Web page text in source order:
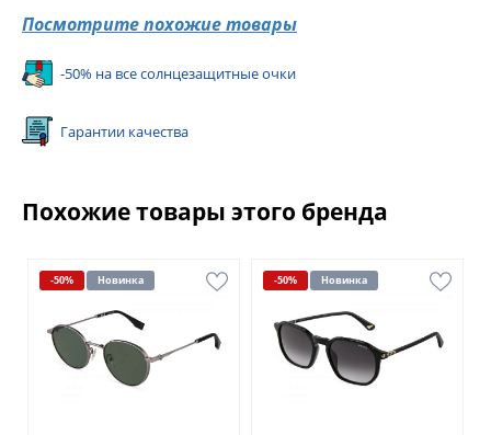
Посмотрите похожие товары
-50% на все солнцезащитные очки
Гарантии качества
Похожие товары этого бренда
-50% Новинка -50% Новинка